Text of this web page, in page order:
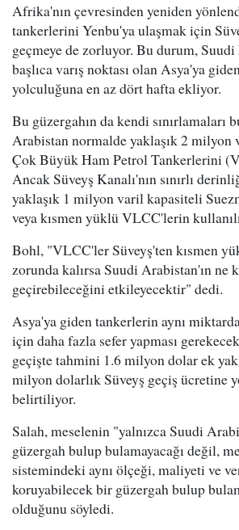
Afrika'nın çevresinden yeniden
tankerlerini Yenbu'ya ulaşmak için
geçmeye de zorluyor. Bu durum,
başlıca varış noktası olan Asya'ya
yolculuğuna en az dört hafta ekliyor.
Bu güzergahın da kendi sınırlamaları
Arabistan normalde yaklaşık 2 milyon
Çok Büyük Ham Petrol Tankerlerini
Ancak Süveyş Kanalı'nın sınırlı
yaklaşık 1 milyon varil kapasiteli
veya kısmen yüklü VLCC'lerin
Bohl, "VLCC'ler Süveyş'ten kısmen
zorunda kalırsa Suudi Arabistan'ın ne
geçirebileceğini etkileyecektir" dedi.
Asya'ya giden tankerlerin aynı
için daha fazla sefer yapması
geçişte tahmini 1.6 milyon dolar ek
milyon dolarlık Süveyş geçiş ücretine
belirtiliyor.
Salah, meselenin "yalnızca Suudi
güzergah bulup bulamayacağı değil,
sistemindeki aynı ölçeği, maliyeti ve
koruyabilecek bir güzergah bulup
olduğunu söyledi.